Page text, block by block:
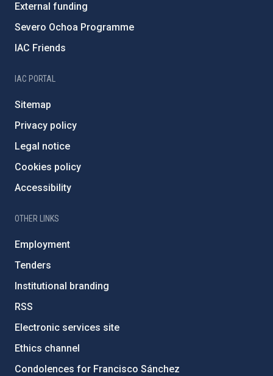
External funding
Severo Ochoa Programme
IAC Friends
IAC PORTAL
Sitemap
Privacy policy
Legal notice
Cookies policy
Accessibility
OTHER LINKS
Employment
Tenders
Institutional branding
RSS
Electronic services site
Ethics channel
Condolences for Francisco Sánchez